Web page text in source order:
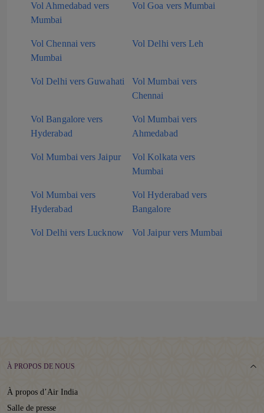
Vol Ahmedabad vers
Mumbai
Vol Goa vers Mumbai
Vol Chennai vers
Mumbai
Vol Delhi vers Leh
Vol Delhi vers Guwahati
Vol Mumbai vers
Chennai
Vol Bangalore vers
Hyderabad
Vol Mumbai vers
Ahmedabad
Vol Mumbai vers Jaipur
Vol Kolkata vers
Mumbai
Vol Mumbai vers
Hyderabad
Vol Hyderabad vers
Bangalore
Vol Delhi vers Lucknow Vol Jaipur vers Mumbai
À PROPOS DE NOUS
À propos d’Air India
Salle de presse